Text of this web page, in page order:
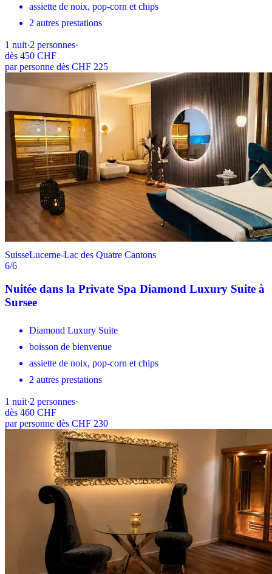
assiette de noix, pop-corn et chips
2 autres prestations
1 nuit·2 personnes·
dès 450 CHF
par personne dès CHF 225
SuisseLucerne-Lac des Quatre Cantons
6/6
Nuitée dans la Private Spa Diamond Luxury Suite à
Sursee
Diamond Luxury Suite
boisson de bienvenue
assiette de noix, pop-corn et chips
2 autres prestations
1 nuit·2 personnes·
dès 460 CHF
par personne dès CHF 230